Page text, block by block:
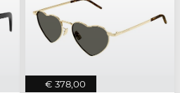
€ 378,00